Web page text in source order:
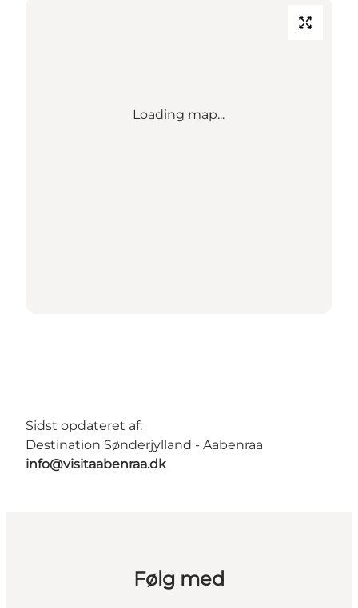
Loading map...
Sidst opdateret af:
Destination Sønderjylland - Aabenraa
info@visitaabenraa.dk
Følg med